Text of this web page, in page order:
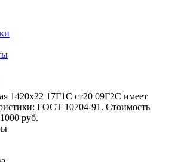
1420х22 17Г1С ст20 09Г2С имеет
ГОСТ 10704-91. Стоимость
руб.